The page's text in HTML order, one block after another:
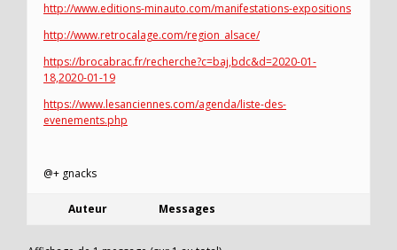
http://www.editions-minauto.com/manifestations-expositions
http://www.retrocalage.com/region_alsace/
https://brocabrac.fr/recherche?c=baj,bdc&d=2020-01-
18,2020-01-19
https://www.lesanciennes.com/agenda/liste-des-
evenements.php
@+ gnacks
Auteur Messages